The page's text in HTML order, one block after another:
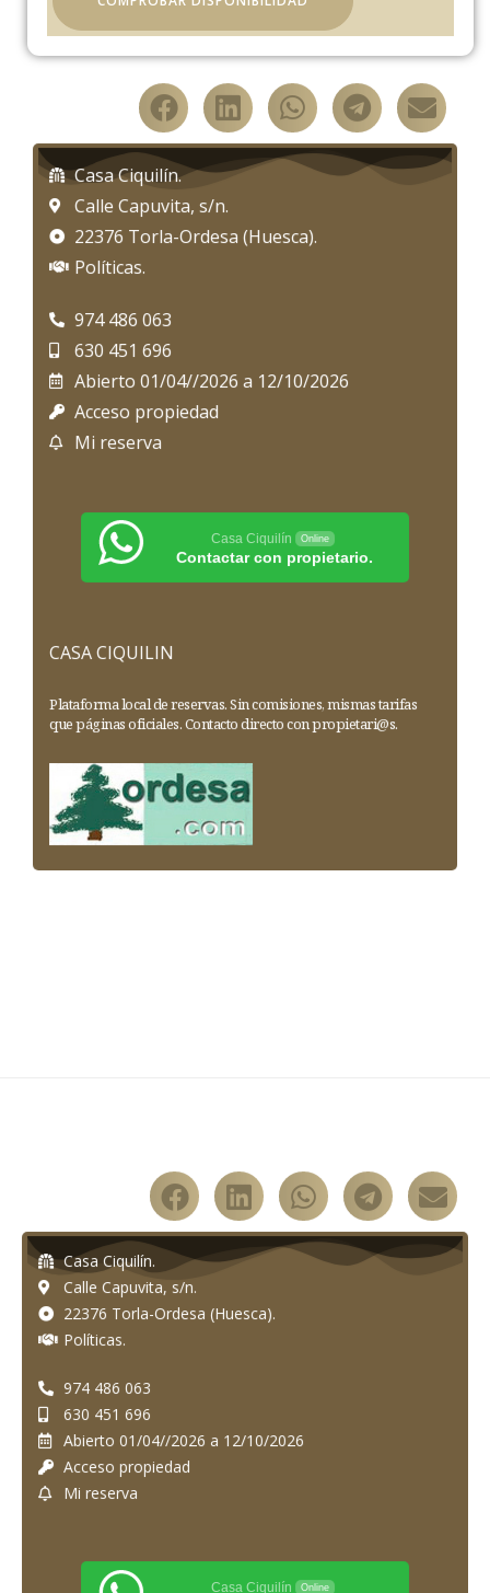
Casa Ciquilín.
Calle Capuvita, s/n.
22376 Torla-Ordesa (Huesca).
Políticas.
974 486 063
630 451 696
Abierto 01/04//2026 a 12/10/2026
Acceso propiedad
Mi reserva
Casa Ciquilín Online
Contactar con propietario.
CASA CIQUILIN
Plataforma local de reservas. Sin comisiones, mismas tarifas
que páginas oficiales. Contacto directo con propietari@s.
Casa Ciquilín.
Calle Capuvita, s/n.
22376 Torla-Ordesa (Huesca).
Políticas.
974 486 063
630 451 696
Abierto 01/04//2026 a 12/10/2026
Acceso propiedad
Mi reserva
Casa Ciquilín Online